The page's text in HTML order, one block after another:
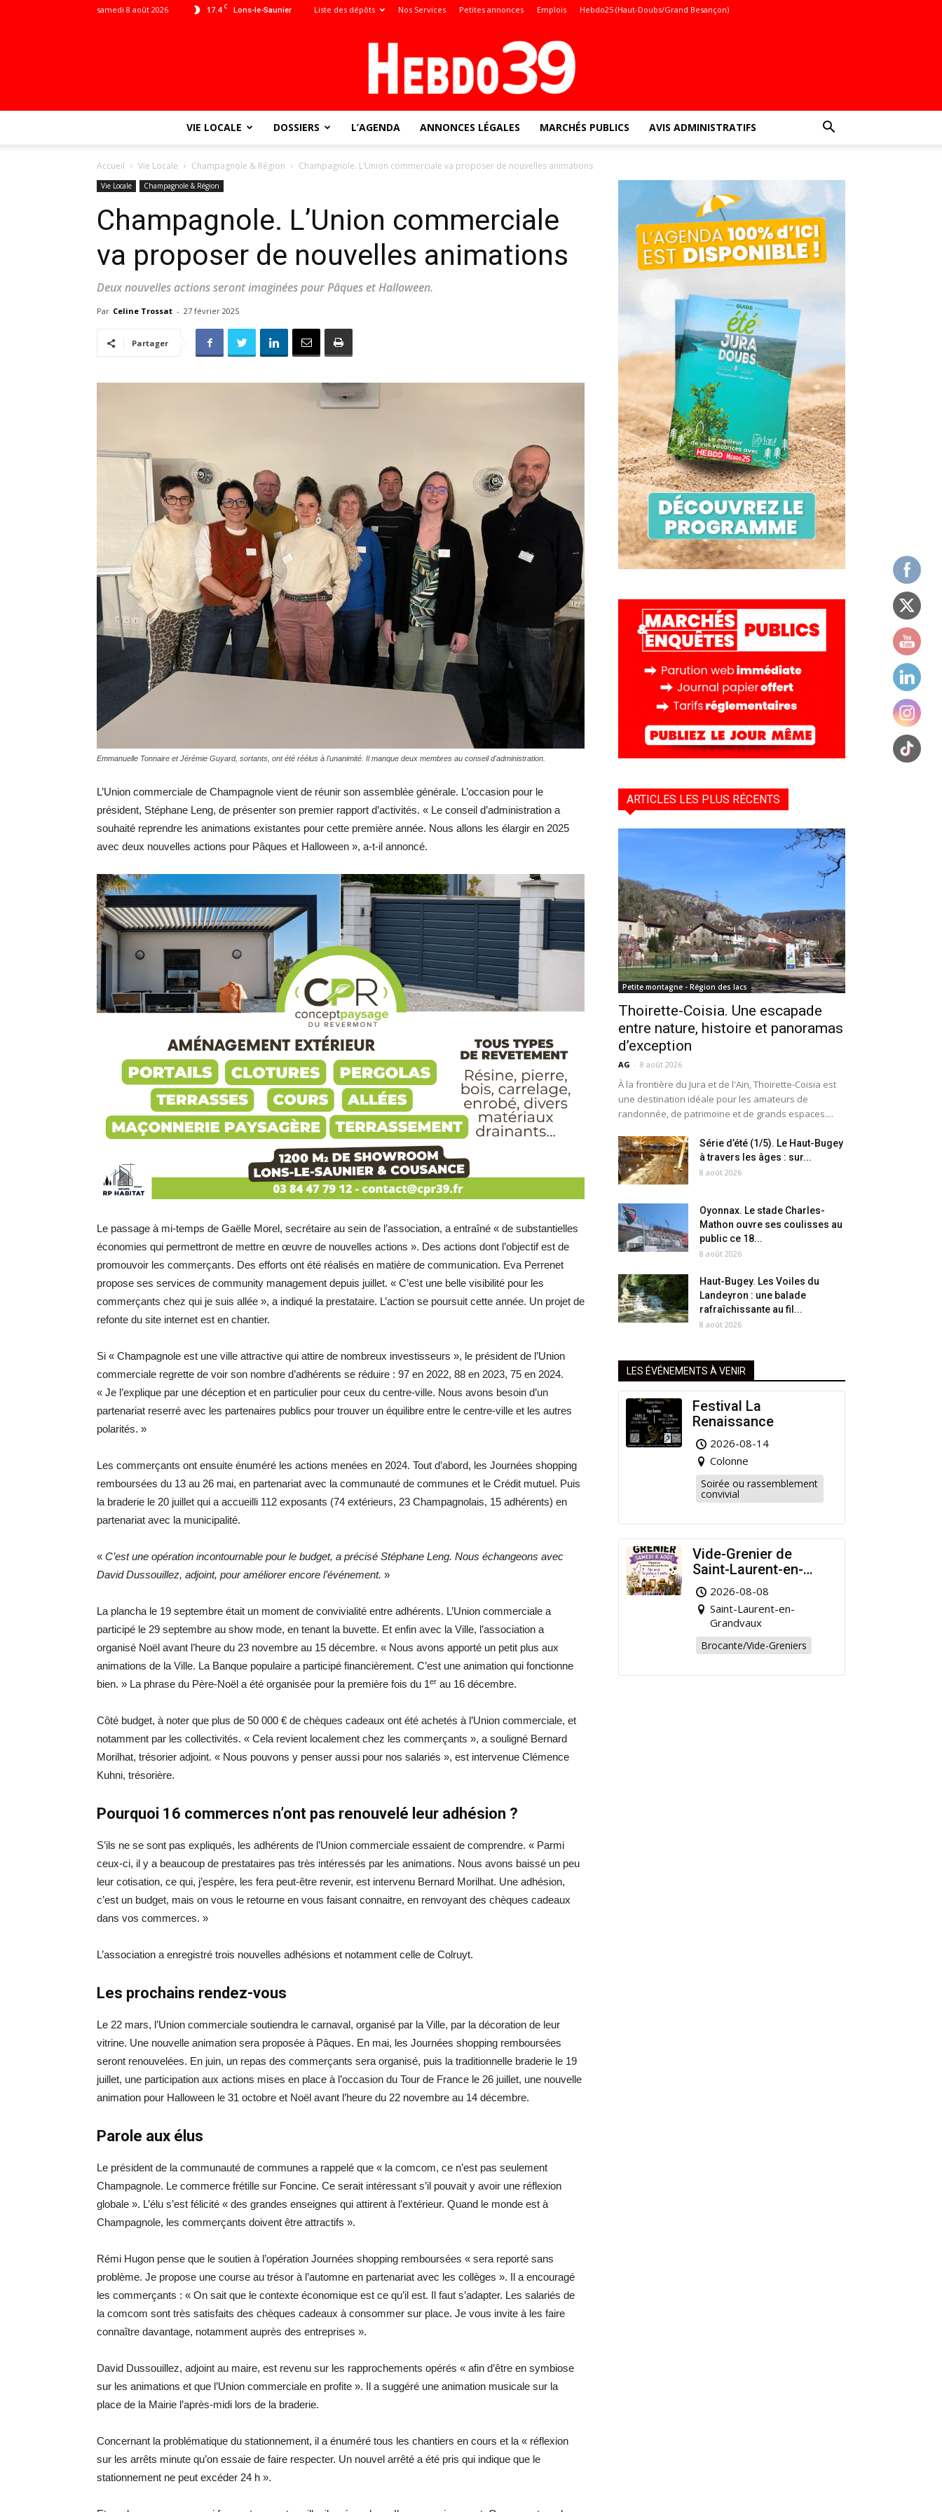
17.4 C Lons-le-Saunier
samedi 8 août 2026 Liste des dépôts Nos Services Petites annonces Emplois Hebdo25 (Haut-Doubs/Grand Besançon)
locale
–
Hebdo39
VIE LOCALE DOSSIERS L’AGENDA ANNONCES LÉGALES MARCHÉS PUBLICS AVIS ADMINISTRATIFS
Accueil Vie Locale Champagnole & Région Champagnole. L’Union commerciale va proposer de nouvelles animations
Vie Locale Champagnole & Région
Champagnole. L’Union commerciale
va proposer de nouvelles animations
Deux nouvelles actions seront imaginées pour Pâques et Halloween.
Par Celine Trossat - 27 février 2025
Partager
Emmanuelle Tonnaire et Jérémie Guyard, sortants, ont été réélus à l'unanimité. Il manque deux membres au conseil d'administration.
L’Union commerciale de Champagnole vient de réunir son assemblée générale. L’occasion pour le
président, Stéphane Leng, de présenter son premier rapport d’activités. « Le conseil d’administration a
souhaité reprendre les animations existantes pour cette première année. Nous allons les élargir en 2025
avec deux nouvelles actions pour Pâques et Halloween », a-t-il annoncé.
Le passage à mi-temps de Gaëlle Morel, secrétaire au sein de l’association, a entraîné « de substantielles
économies qui permettront de mettre en œuvre de nouvelles actions ». Des actions dont l’objectif est de
promouvoir les commerçants. Des efforts ont été réalisés en matière de communication. Eva Perrenet
propose ses services de community management depuis juillet. « C’est une belle visibilité pour les
commerçants chez qui je suis allée », a indiqué la prestataire. L’action se poursuit cette année. Un projet de
refonte du site internet est en chantier.
Si « Champagnole est une ville attractive qui attire de nombreux investisseurs », le président de l’Union
commerciale regrette de voir son nombre d’adhérents se réduire : 97 en 2022, 88 en 2023, 75 en 2024.
« Je l’explique par une déception et en particulier pour ceux du centre-ville. Nous avons besoin d’un
partenariat reserré avec les partenaires publics pour trouver un équilibre entre le centre-ville et les autres
polarités. »
Les commerçants ont ensuite énuméré les actions menées en 2024. Tout d’abord, les Journées shopping
remboursées du 13 au 26 mai, en partenariat avec la communauté de communes et le Crédit mutuel. Puis
la braderie le 20 juillet qui a accueilli 112 exposants (74 extérieurs, 23 Champagnolais, 15 adhérents) en
partenariat avec la municipalité.
« C’est une opération incontournable pour le budget, a précisé Stéphane Leng. Nous échangeons avec
David Dussouillez, adjoint, pour améliorer encore l’événement. »
La plancha le 19 septembre était un moment de convivialité entre adhérents. L’Union commerciale a
participé le 29 septembre au show mode, en tenant la buvette. Et enfin avec la Ville, l’association a
organisé Noël avant l’heure du 23 novembre au 15 décembre. « Nous avons apporté un petit plus aux
animations de la Ville. La Banque populaire a participé financièrement. C’est une animation qui fonctionne
bien. » La phrase du Père-Noël a été organisée pour la première fois du 1er au 16 décembre.
Côté budget, à noter que plus de 50 000 € de chèques cadeaux ont été achetés à l’Union commerciale, et
notamment par les collectivités. « Cela revient localement chez les commerçants », a souligné Bernard
Morilhat, trésorier adjoint. « Nous pouvons y penser aussi pour nos salariés », est intervenue Clémence
Kuhni, trésorière.
Pourquoi 16 commerces n’ont pas renouvelé leur adhésion ?
S’ils ne se sont pas expliqués, les adhérents de l’Union commerciale essaient de comprendre. « Parmi
ceux-ci, il y a beaucoup de prestataires pas très intéressés par les animations. Nous avons baissé un peu
leur cotisation, ce qui, j’espère, les fera peut-être revenir, est intervenu Bernard Morilhat. Une adhésion,
c’est un budget, mais on vous le retourne en vous faisant connaitre, en renvoyant des chèques cadeaux
dans vos commerces. »
L’association a enregistré trois nouvelles adhésions et notamment celle de Colruyt.
Les prochains rendez-vous
Le 22 mars, l’Union commerciale soutiendra le carnaval, organisé par la Ville, par la décoration de leur
vitrine. Une nouvelle animation sera proposée à Pâques. En mai, les Journées shopping remboursées
seront renouvelées. En juin, un repas des commerçants sera organisé, puis la traditionnelle braderie le 19
juillet, une participation aux actions mises en place à l’occasion du Tour de France le 26 juillet, une nouvelle
animation pour Halloween le 31 octobre et Noël avant l’heure du 22 novembre au 14 décembre.
Parole aux élus
Le président de la communauté de communes a rappelé que « la comcom, ce n’est pas seulement
Champagnole. Le commerce frétille sur Foncine. Ce serait intéressant s’il pouvait y avoir une réflexion
globale ». L’élu s’est félicité « des grandes enseignes qui attirent à l’extérieur. Quand le monde est à
Champagnole, les commerçants doivent être attractifs ».
Rémi Hugon pense que le soutien à l’opération Journées shopping remboursées « sera reporté sans
problème. Je propose une course au trésor à l’automne en partenariat avec les collèges ». Il a encouragé
les commerçants : « On sait que le contexte économique est ce qu’il est. Il faut s’adapter. Les salariés de
la comcom sont très satisfaits des chèques cadeaux à consommer sur place. Je vous invite à les faire
connaître davantage, notamment auprès des entreprises ».
David Dussouillez, adjoint au maire, est revenu sur les rapprochements opérés « afin d’être en symbiose
sur les animations et que l’Union commerciale en profite ». Il a suggéré une animation musicale sur la
place de la Mairie l’après-midi lors de la braderie.
Concernant la problématique du stationnement, il a énuméré tous les chantiers en cours et la « réflexion
sur les arrêts minute qu’on essaie de faire respecter. Un nouvel arrêté a été pris qui indique que le
stationnement ne peut excéder 24 h ».
ARTICLES LES PLUS RÉCENTS
Petite montagne - Région des lacs
Thoirette-Coisia. Une escapade
entre nature, histoire et panoramas
d’exception
AG - 8 août 2026
À la frontière du Jura et de l'Ain, Thoirette-Coisia est
une destination idéale pour les amateurs de
randonnée, de patrimoine et de grands espaces....
Série d’été (1/5). Le Haut-Bugey
à travers les âges : sur...
8 août 2026
Oyonnax. Le stade Charles-
Mathon ouvre ses coulisses au
public ce 18...
8 août 2026
Haut-Bugey. Les Voiles du
Landeyron : une balade
rafraîchissante au fil...
8 août 2026
LES ÉVÉNEMENTS À VENIR
Festival La
Renaissance
2026-08-14
Colonne
Soirée ou rassemblement
convivial
Vide-Grenier de
Saint-Laurent-en-
Grandvaux : Venez
chiner pour la bonne
cause !
2026-08-08
Saint-Laurent-en-
Grandvaux
Brocante/Vide-Greniers